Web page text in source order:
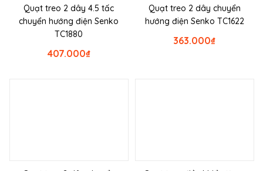
Quạt treo 2 dây 4.5 tấc
chuyển hướng điện Senko
TC1880
₫
407.000
Quạt treo 2 dây chuyển
hướng điện Senko TC1622
₫
363.000